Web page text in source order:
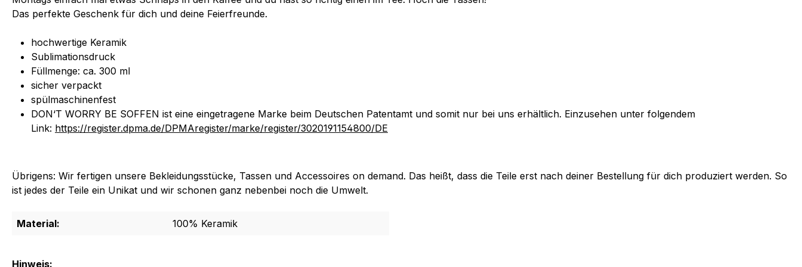
Hinweis:
Das perfekte Geschenk für dich und deine Feierfreunde.
hochwertige Keramik
Sublimationsdruck
Füllmenge: ca. 300 ml
sicher verpackt
spülmaschinenfest
DON‘T WORRY BE SOFFEN ist eine eingetragene Marke beim Deutschen Patentamt und somit nur bei uns erhältlich. Einzusehen unter folgendem
Link: https://register.dpma.de/DPMAregister/marke/register/3020191154800/DE
Übrigens: Wir fertigen unsere Bekleidungsstücke, Tassen und Accessoires on demand. Das heißt, dass die Teile erst nach deiner Bestellung für dich produziert werden. So
ist jedes der Teile ein Unikat und wir schonen ganz nebenbei noch die Umwelt.
Material: 100% Keramik